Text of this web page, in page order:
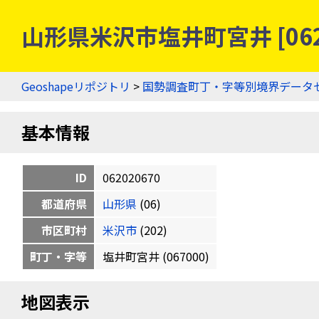
山形県米沢市塩井町宮井
Geoshapeリポジトリ > 国勢調査町丁・字等別境界データ
基本情報
ID
062020670
都道府県
山形県 (06)
市区町村
米沢市 (202)
町丁・字等
塩井町宮井 (067000)
地図表示